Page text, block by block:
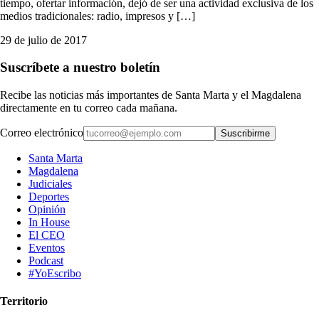
tiempo, ofertar información, dejó de ser una actividad exclusiva de los
medios tradicionales: radio, impresos y […]
29 de julio de 2017
Suscríbete a nuestro boletín
Recibe las noticias más importantes de Santa Marta y el Magdalena
directamente en tu correo cada mañana.
Correo electrónico Suscribirme
Santa Marta
Magdalena
Judiciales
Deportes
Opinión
In House
El CEO
Eventos
Podcast
#YoEscribo
Territorio